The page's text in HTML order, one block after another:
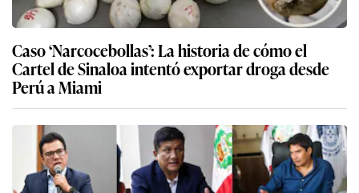
Caso ‘Narcocebollas’: La historia de cómo el
Cartel de Sinaloa intentó exportar droga desde
Perú a Miami